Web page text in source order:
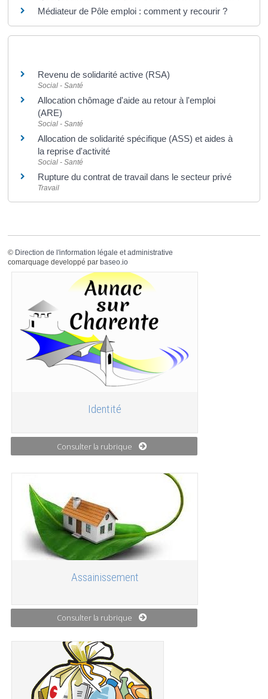
Médiateur de Pôle emploi : comment y recourir ?
Revenu de solidarité active (RSA)
Social - Santé
Allocation chômage d'aide au retour à l'emploi
(ARE)
Social - Santé
Allocation de solidarité spécifique (ASS) et aides à
la reprise d'activité
Social - Santé
Rupture du contrat de travail dans le secteur privé
Travail
© Direction de l'information légale et administrative
comarquage developpé par baseo.io
Identité
Consulter la rubrique
Assainissement
Consulter la rubrique